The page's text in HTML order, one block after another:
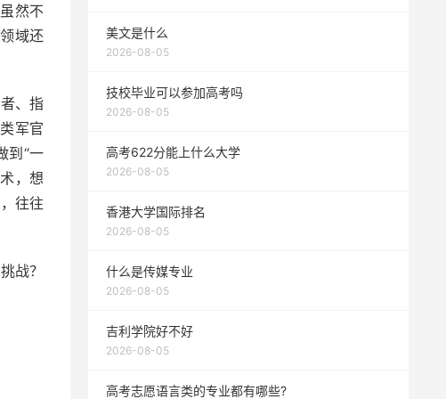
然不
域还
、指
军官
到“一
，想
往往
战？
美文是什么
2026-08-05
技校毕业可以参加高考吗
2026-08-05
高考622分能上什么大学
2026-08-05
香港大学国际排名
2026-08-05
什么是传媒专业
2026-08-05
吉利学院好不好
2026-08-05
高考志愿语言类的专业都有哪些?